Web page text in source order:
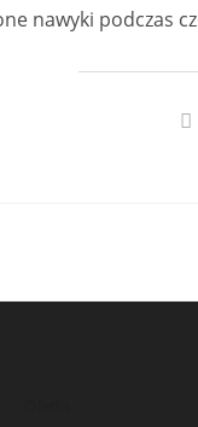
nawyki podczas